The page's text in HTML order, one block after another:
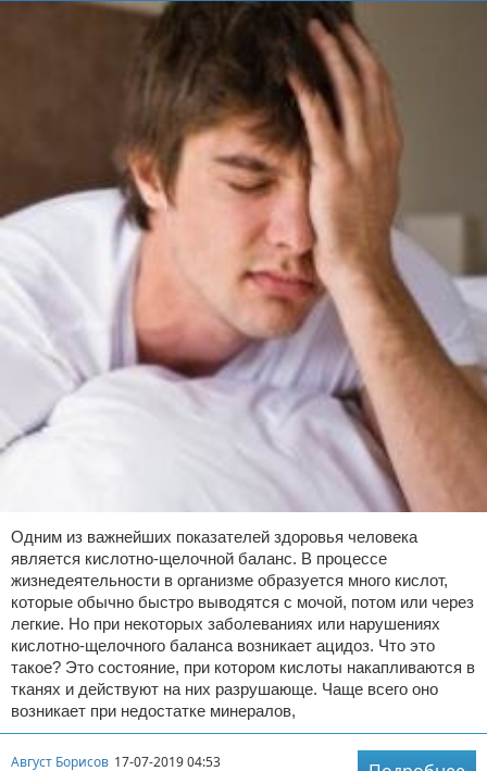
Одним из важнейших показателей здоровья человека
является кислотно-щелочной баланс. В процессе
жизнедеятельности в организме образуется много кислот,
которые обычно быстро выводятся с мочой, потом или через
легкие. Но при некоторых заболеваниях или нарушениях
кислотно-щелочного баланса возникает ацидоз. Что это
такое? Это состояние, при котором кислоты накапливаются в
тканях и действуют на них разрушающе. Чаще всего оно
возникает при недостатке минералов,
Август Борисов 17-07-2019 04:53